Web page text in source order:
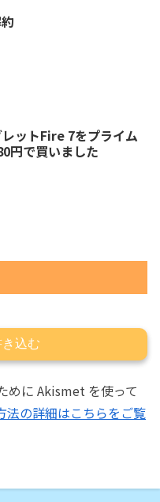
ットFire 7をプライム
円で買いました
込む
めに Akismet を使って
法の詳細はこちらをご覧